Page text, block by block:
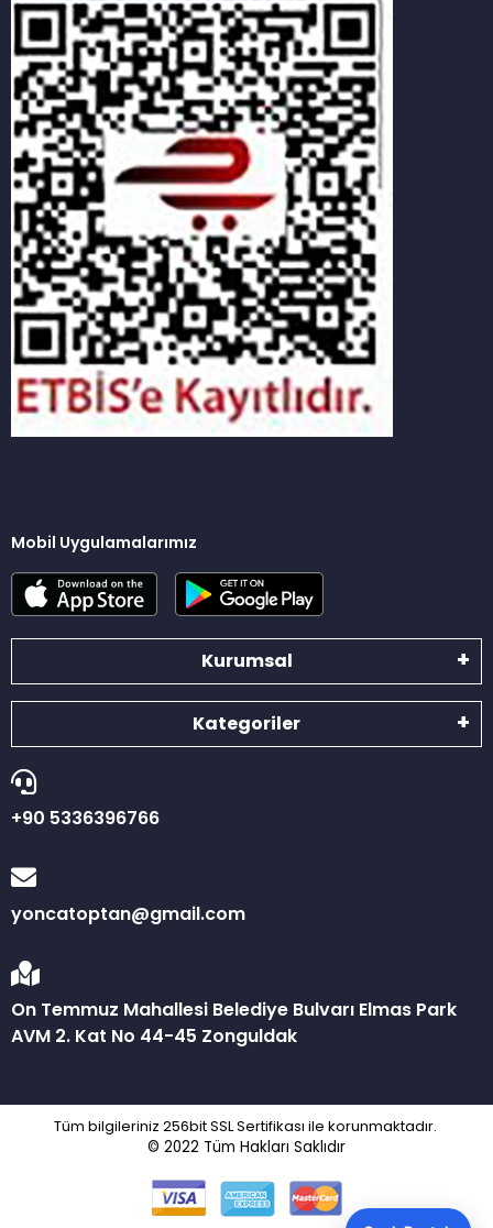
Mobil Uygulamalarımız
Kurumsal
Kategoriler
+90 5336396766
yoncatoptan@gmail.com
On Temmuz Mahallesi Belediye Bulvarı Elmas Park
AVM 2. Kat No 44-45 Zonguldak
Tüm bilgileriniz 256bit SSL Sertifikası ile korunmaktadır.
© 2022 Tüm Hakları Saklıdır